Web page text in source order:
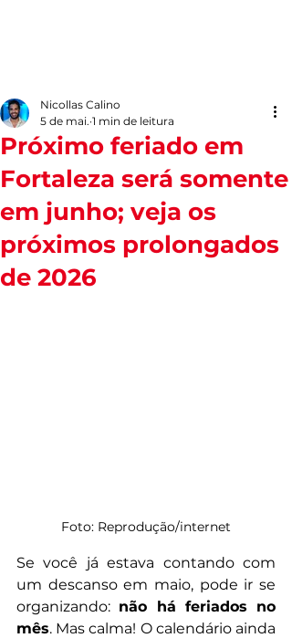
Próximo feriado em
Fortaleza será somente
em junho; veja os
próximos prolongados
de 2026
Nicollas Calino
5 de mai. 1 min de leitura
Foto: Reprodução/internet
Se você já estava contando com
um descanso em maio, pode ir se
organizando: não há feriados no
mês. Mas calma! O calendário ainda